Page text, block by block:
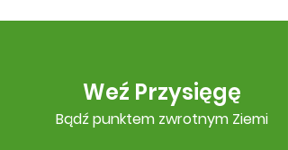
Weź Przysięgę
Bądź punktem zwrotnym Ziemi